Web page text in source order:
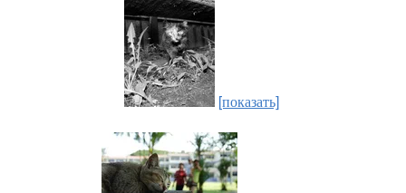
[показать]